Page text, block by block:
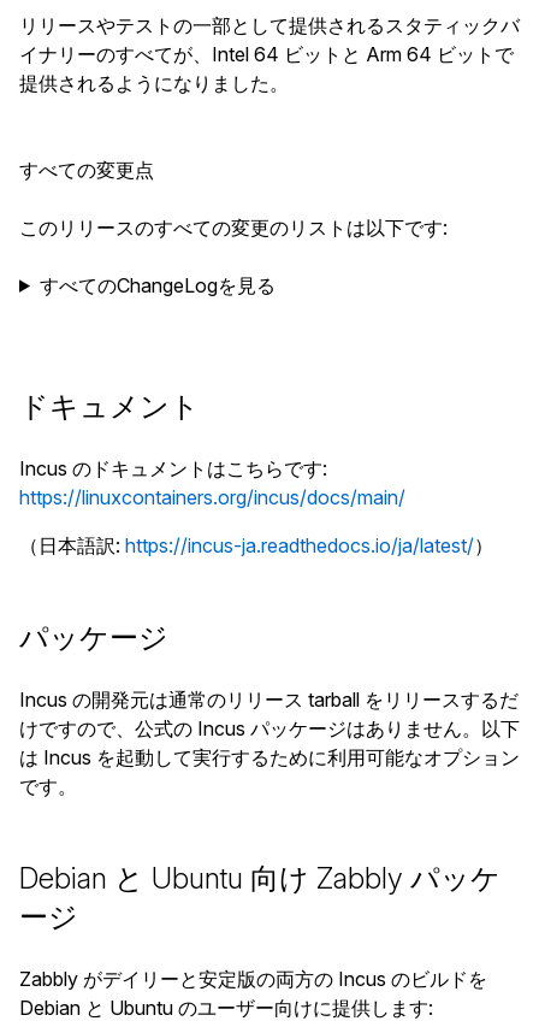
リリースやテストの一部として提供されるスタティックバ
イナリーのすべてが、Intel 64 ビットと Arm 64 ビットで
提供されるようになりました。
すべての変更点
このリリースのすべての変更のリストは以下です:
すべてのChangeLogを見る
ドキュメント
Incus のドキュメントはこちらです:
https://linuxcontainers.org/incus/docs/main/
（日本語訳: https://incus-ja.readthedocs.io/ja/latest/）
パッケージ
Incus の開発元は通常のリリース tarball をリリースするだ
けですので、公式の Incus パッケージはありません。以下
は Incus を起動して実行するために利用可能なオプション
です。
Debian と Ubuntu 向け Zabbly パッケ
ージ
Zabbly がデイリーと安定版の両方の Incus のビルドを
Debian と Ubuntu のユーザー向けに提供します: